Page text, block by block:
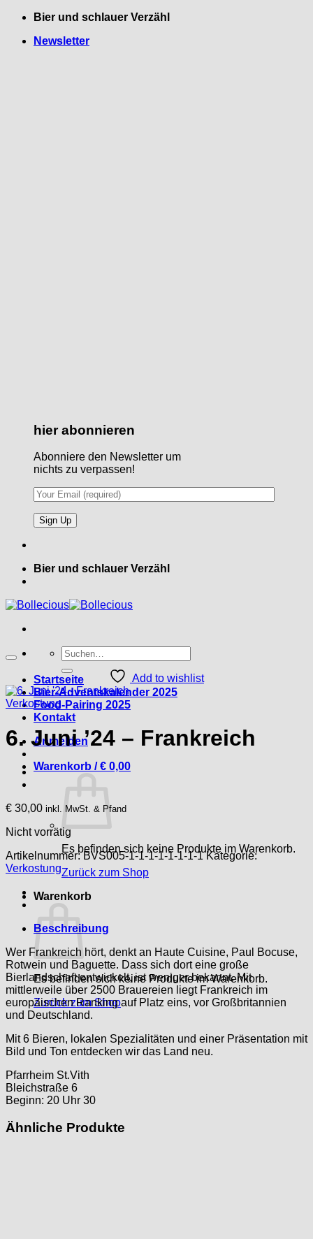
Zum
springen
Bier und schlauer Verzähl
Newsletter
hier abonnieren
Abonniere den Newsletter um
nichts zu verpassen!
Bier und schlauer Verzähl
Suche
nach:
Startseite
Bier-Adventskalender 2025
Food-Pairing 2025
Kontakt
Anmelden
Warenkorb /€ 0,00
Es befinden sich keine Produkte im Warenkorb.
Zurück zum Shop
Warenkorb
Es befinden sich keine Produkte im Warenkorb.
Zurück zum Shop
Add to wishlist
Verkostung
6. Juni ’24 – Frankreich
€ 30,00 inkl. MwSt. & Pfand
Nicht vorrätig
Artikelnummer:BVS005-1-1-1-1-1-1-1-1 Kategorie:
Verkostung
Beschreibung
Wer Frankreich hört, denkt an Haute Cuisine, Paul Bocuse,
Rotwein und Baguette. Dass sich dort eine große
Bierlandschaft entwickelt, ist weniger bekannt. Mit
mittlerweile über 2500 Brauereien liegt Frankreich im
europäischen Ranking auf Platz eins, vor Großbritannien
und Deutschland.
Mit 6 Bieren, lokalen Spezialitäten und einer Präsentation mit
Bild und Ton entdecken wir das Land neu.
Pfarrheim St.Vith
Bleichstraße 6
Beginn: 20 Uhr 30
Ähnliche Produkte